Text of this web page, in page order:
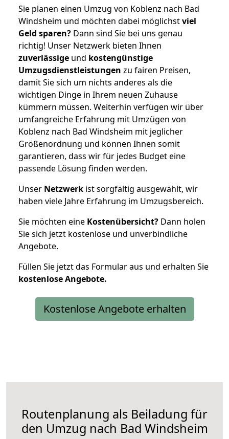
Sie planen einen Umzug von Koblenz nach Bad
Windsheim und möchten dabei möglichstviel
Geld sparen? Dann sind Sie bei uns genau
richtig! Unser Netzwerk bieten Ihnen
zuverlässige und kostengünstige
Umzugsdienstleistungen zu fairen Preisen,
damit Sie sich um nichts anderes als die
wichtigen Dinge in Ihrem neuen Zuhause
kümmern müssen. Weiterhin verfügen wir über
umfangreiche Erfahrung mit Umzügen von
Koblenz nach Bad Windsheim mit jeglicher
Größenordnung und können Ihnen somit
garantieren, dass wir für jedes Budget eine
passende Lösung finden werden.
Unser Netzwerk ist sorgfältig ausgewählt, wir
haben viele Jahre Erfahrung im Umzugsbereich.
Sie möchten eine Kostenübersicht? Dann holen
Sie sich jetzt kostenlose und unverbindliche
Angebote.
Füllen Sie jetzt das Formular aus und erhalten Sie
kostenloseAngebote.
Kostenlose Angebote erhalten
Routenplanung als Beiladung für
den Umzug nach Bad Windsheim